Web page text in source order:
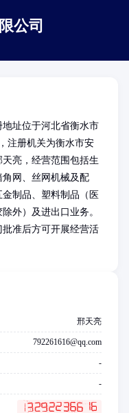
公司
址位于河北省衡水市
注册机关为衡水市安
亮，经营范围包括生
网、丝网机械及配
制品、塑料制品（医
外）及进出口业务。
批准后方可开展经营活
邢天亮
792261616@qq.com
-
-